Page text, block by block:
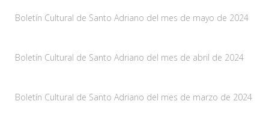
Boletín Cultural de Santo Adriano del mes de mayo de 2024
Boletín Cultural de Santo Adriano del mes de abril de 2024
Boletín Cultural de Santo Adriano del mes de marzo de 2024